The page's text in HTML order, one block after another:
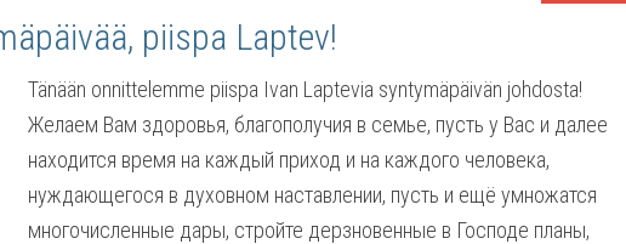
piispa Laptev!
Tänään onnittelemme piispa Ivan Laptevia syntymäpäivän johdosta!
Желаем Вам здоровья, благополучия в семье, пусть у Вас и далее
находится время на каждый приход и на каждого человека,
нуждающегося в духовном наставлении, пусть и ещё умножатся
многочисленные дары, стройте дерзновенные в Господе планы,